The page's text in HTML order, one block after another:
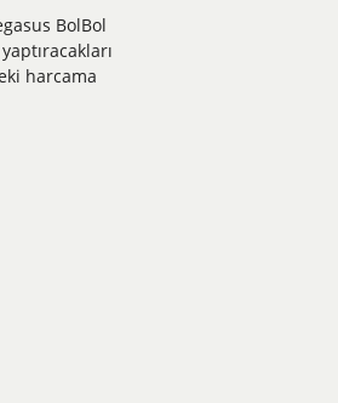
BolBol
harcama